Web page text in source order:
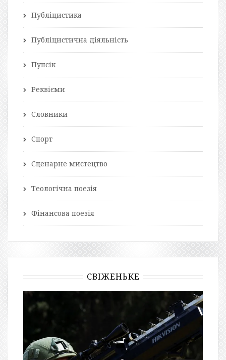
Публіцистика
Публіцистична діяльність
Пупсік
Реквієми
Словники
Спорт
Сценарне мистецтво
Теологічна поезія
Фінансова поезія
СВІЖЕНЬКЕ